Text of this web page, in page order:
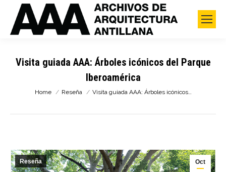
Visita guiada AAA: Árboles icónicos del Parque
Iberoamérica
You are here:
Home Reseña Visita guiada AAA: Árboles icónicos…
Oct
Reseña